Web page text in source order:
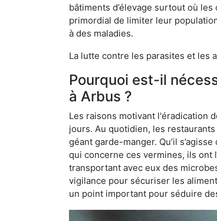
bâtiments d’élevage surtout où
primordial de limiter leur
à des maladies.
La lutte contre les parasites et les
Pourquoi est-il
à Arbus ?
Les raisons motivant l'éradication
jours. Au quotidien, les
géant garde-manger. Qu’il
qui concerne ces vermines, ils
transportant avec eux des
vigilance pour sécuriser les
un point important pour séduire